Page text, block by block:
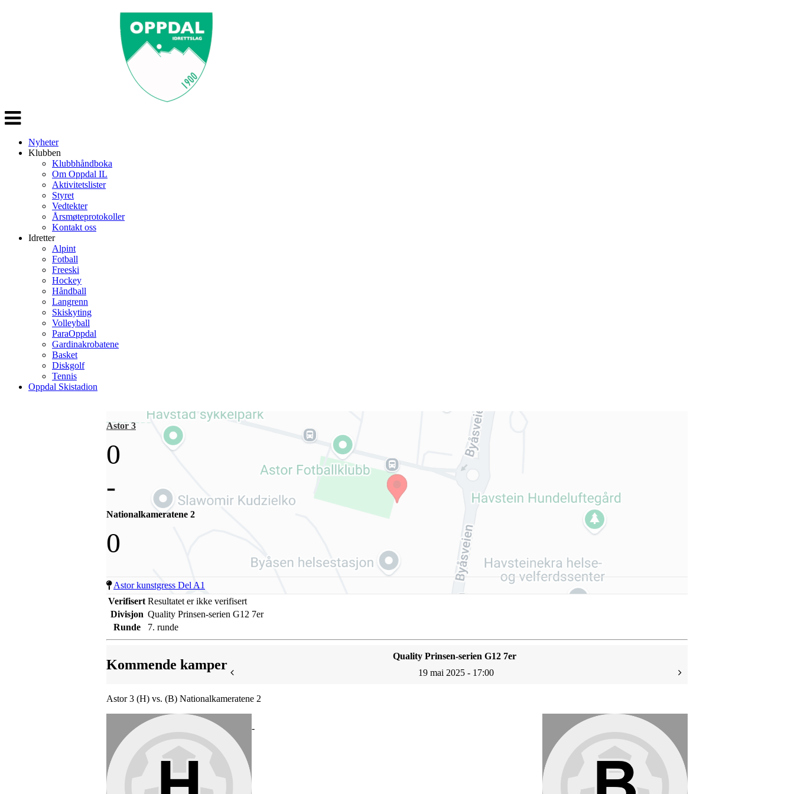
Veksle
navigasjon
Nyheter
Klubben
Klubbhåndboka
Om Oppdal IL
Aktivitetslister
Styret
Vedtekter
Årsmøteprotokoller
Kontakt oss
Idretter
Alpint
Fotball
Freeski
Hockey
Håndball
Langrenn
Skiskyting
Volleyball
ParaOppdal
Gardinakrobatene
Basket
Diskgolf
Tennis
Oppdal Skistadion
Astor 3
0
-
Nationalkameratene 2
0
Astor kunstgress Del A1
Verifisert Resultatet er ikke verifisert
Divisjon Quality Prinsen-serien G12 7er
Runde
7. runde
Kommende kamper
Quality Prinsen-serien G12 7er
19 mai 2025 - 17:00
Astor 3 (H) vs. (B) Nationalkameratene 2
-